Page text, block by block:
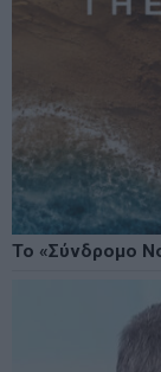
Το «Σύνδρομο